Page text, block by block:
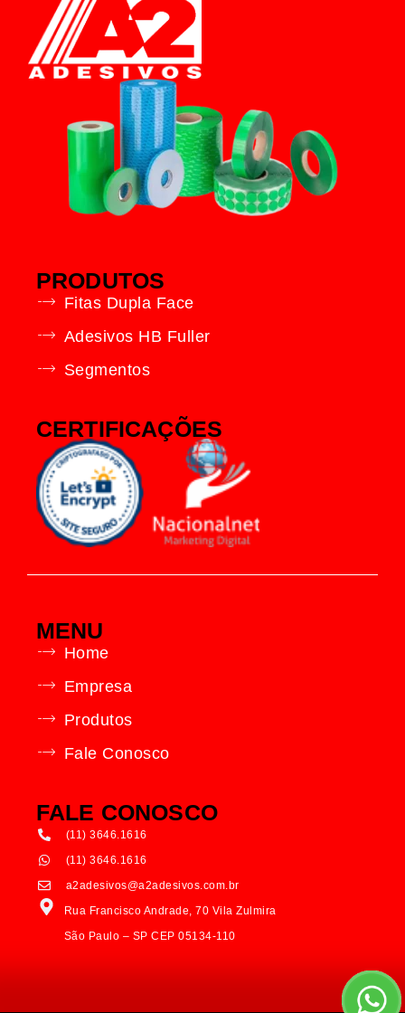
PRODUTOS
Fitas Dupla Face
Adesivos HB Fuller
Segmentos
CERTIFICAÇÕES
MENU
Home
Empresa
Produtos
Fale Conosco
FALE CONOSCO
(11) 3646.1616
(11) 3646.1616
a2adesivos@a2adesivos.com.br
Rua Francisco Andrade, 70 Vila Zulmira
São Paulo – SP CEP 05134-110